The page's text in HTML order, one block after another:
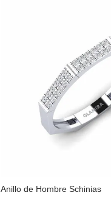
Anillo de Hombre Schinias